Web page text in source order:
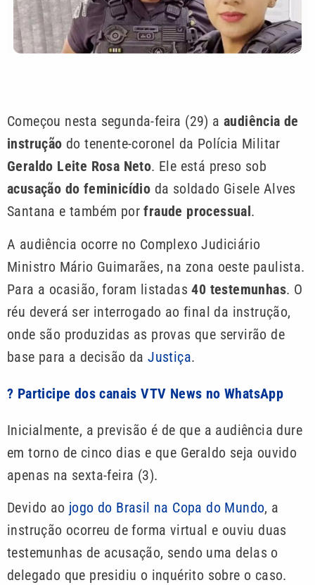
Começou nesta segunda-feira (29) a audiência de
instrução do tenente-coronel da Polícia Militar
Geraldo Leite Rosa Neto. Ele está preso sob
acusação do feminicídio da soldado Gisele Alves
Santana e também porfraude processual.
A audiência ocorre no Complexo Judiciário
Ministro Mário Guimarães, na zona oeste paulista.
Para a ocasião, foram listadas40 testemunhas. O
réu deverá ser interrogado ao final da instrução,
onde são produzidas as provas que servirão de
base para a decisão daJustiça.
? Participe dos canais VTV News no WhatsApp
Inicialmente, a previsão é de que a audiência dure
em torno de cinco dias e que Geraldo seja ouvido
apenas na sexta-feira (3).
Devido ao jogo do Brasil na Copa do Mundo, a
instrução ocorreu de forma virtual e ouviu duas
testemunhas de acusação, sendo uma delas o
delegado que presidiu o inquérito sobre o caso.